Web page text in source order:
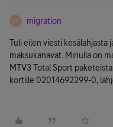
M migration
Tuli eilen viesti kesälahjasta
maksukanavat. Minulla on
MTV3 Total Sport
kortille 02014692299-0,